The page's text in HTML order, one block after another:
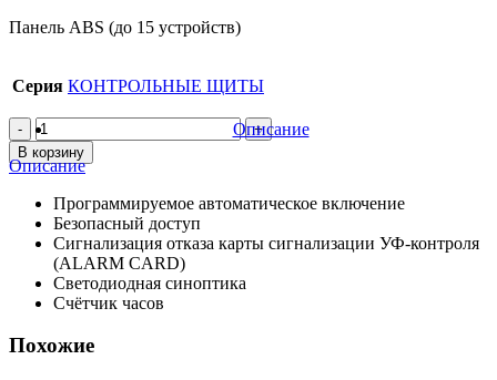
Панель ABS (до 15 устройств)
Серия КОНТРОЛЬНЫЕ ЩИТЫ
Количество
товара
MASTER-
AC/15-
P-
A
В корзину
Описание
Описание
Программируемое автоматическое включение
Безопасный доступ
Сигнализация отказа карты сигнализации УФ-контроля
(ALARM CARD)
Cветодиодная синоптика
Счётчик часов
Похожие